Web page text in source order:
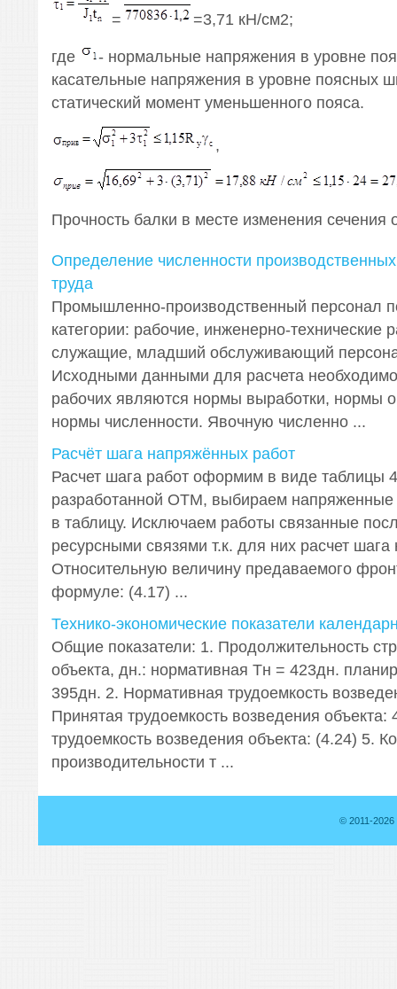
= =3,71 кН/см2;
где
- нормальные напряжения в уровне
касательные напряжения в уровне поясных
статический момент уменьшенного пояса.
,
Прочность балки в месте изменения сечения
Определение численности
труда
Промышленно-производственный персонал
категории: рабочие, инженерно-технические
служащие, младший обслуживающий
Исходными данными для расчета
рабочих являются нормы выработки, нормы
нормы численности. Явочную численно ...
Расчёт шага напряжённых работ
Расчет шага работ оформим в виде таблицы
разработанной ОТМ, выбираем напряженные
в таблицу. Исключаем работы связанные
ресурсными связями т.к. для них расчет
Относительную величину предаваемого
формуле: (4.17) ...
Технико-экономические показатели
Общие показатели: 1. Продолжительность
объекта, дн.: нормативная Тн = 423дн.
395дн. 2. Нормативная трудоемкость
Принятая трудоемкость возведения объекта:
трудоемкость возведения объекта: (4.24) 5.
производительности т ...
© 2011-2026